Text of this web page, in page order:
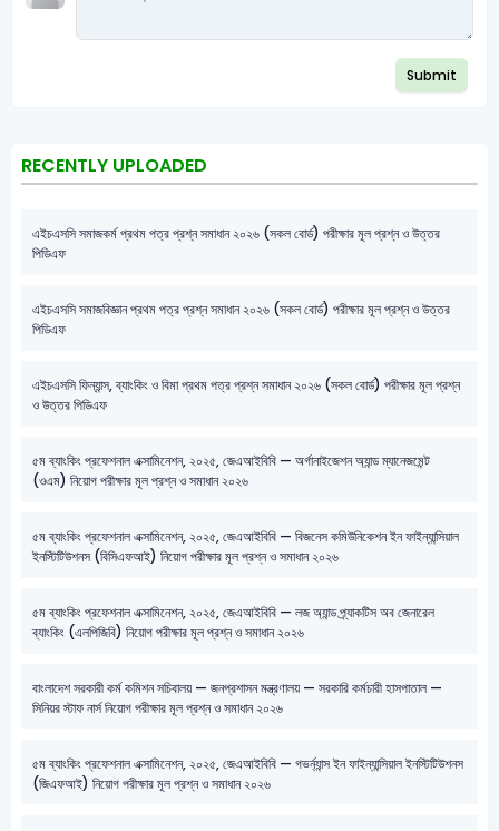
Submit
RECENTLY UPLOADED
এইচএসসি সমাজকর্ম প্রথম পত্র প্রশ্ন সমাধান ২০২৬ (সকল বোর্ড) পরীক্ষার মূল প্রশ্ন ও উত্তর
পিডিএফ
এইচএসসি সমাজবিজ্ঞান প্রথম পত্র প্রশ্ন সমাধান ২০২৬ (সকল বোর্ড) পরীক্ষার মূল প্রশ্ন ও উত্তর
পিডিএফ
এইচএসসি ফিন্যান্স, ব্যাংকিং ও বিমা প্রথম পত্র প্রশ্ন সমাধান ২০২৬ (সকল বোর্ড) পরীক্ষার মূল প্রশ্ন
ও উত্তর পিডিএফ
৫ম ব্যাংকিং প্রফেশনাল এক্সামিনেশন, ২০২৫, জেএআইবিবি — অর্গানাইজেশন অ্যান্ড ম্যানেজমেন্ট
(ওএম) নিয়োগ পরীক্ষার মূল প্রশ্ন ও সমাধান ২০২৬
৫ম ব্যাংকিং প্রফেশনাল এক্সামিনেশন, ২০২৫, জেএআইবিবি — বিজনেস কমিউনিকেশন ইন ফাইন্যান্সিয়াল
ইনস্টিটিউশনস (বিসিএফআই) নিয়োগ পরীক্ষার মূল প্রশ্ন ও সমাধান ২০২৬
৫ম ব্যাংকিং প্রফেশনাল এক্সামিনেশন, ২০২৫, জেএআইবিবি — লজ অ্যান্ড প্র্যাকটিস অব জেনারেল
ব্যাংকিং (এলপিজিবি) নিয়োগ পরীক্ষার মূল প্রশ্ন ও সমাধান ২০২৬
বাংলাদেশ সরকারী কর্ম কমিশন সচিবালয় — জনপ্রশাসন মন্ত্রণালয় — সরকারি কর্মচারী হাসপাতাল —
সিনিয়র স্টাফ নার্স নিয়োগ পরীক্ষার মূল প্রশ্ন ও সমাধান ২০২৬
৫ম ব্যাংকিং প্রফেশনাল এক্সামিনেশন, ২০২৫, জেএআইবিবি — গভর্ন্যান্স ইন ফাইন্যান্সিয়াল ইনস্টিটিউশনস
(জিএফআই) নিয়োগ পরীক্ষার মূল প্রশ্ন ও সমাধান ২০২৬